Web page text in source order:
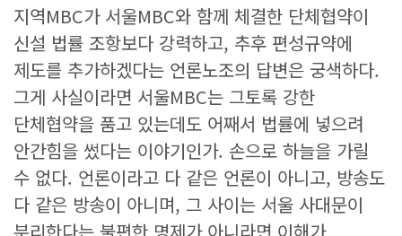
지역MBC가 서울MBC와 함께 체결한 단체협약이
신설 법률 조항보다 강력하고, 추후 편성규약에
제도를 추가하겠다는 언론노조의 답변은 궁색하다.
그게 사실이라면 서울MBC는 그토록 강한
단체협약을 품고 있는데도 어째서 법률에 넣으려
안간힘을 썼다는 이야기인가. 손으로 하늘을 가릴
수 없다. 언론이라고 다 같은 언론이 아니고, 방송도
다 같은 방송이 아니며, 그 사이는 서울 사대문이